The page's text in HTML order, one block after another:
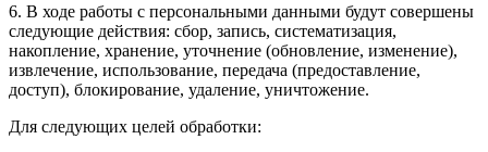
6. В ходе работы с персональными данными будут совершены
следующие действия: сбор, запись, систематизация,
накопление, хранение, уточнение (обновление, изменение),
извлечение, использование, передача (предоставление,
доступ), блокирование, удаление, уничтожение.
Для следующих целей обработки: